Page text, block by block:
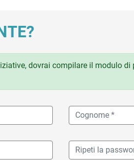
dovrai compilare il modulo